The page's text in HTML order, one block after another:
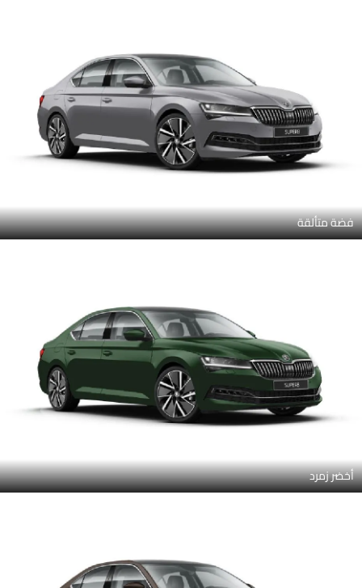
فضة متألقة
أخضر زمرد